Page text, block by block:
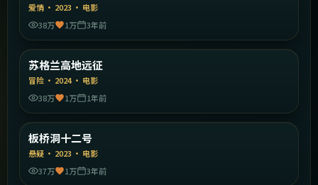
爱情 · 2023 · 电影
38万
1万 3年前
精选
苏格兰高地远征
冒险 · 2024· 电影
38万
1万 1年前
精选
板桥洞十二号
悬疑 · 2023 · 电影
37万
1万 3年前